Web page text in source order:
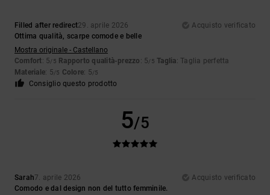
Filled after redirect29. aprile 2026
Acquisto verificato
Ottima qualità, scarpe comode e belle
Mostra originale - Castellano
Comfort: 5/5 Rapporto qualità-prezzo : 5/5 Taglia: Taglia perfetta
Materiale: 5/5 Colore: 5/5
Consiglio questo prodotto
5/5
Sarah7. aprile 2026
Acquisto verificato
Comodo e dal design non del tutto femminile.